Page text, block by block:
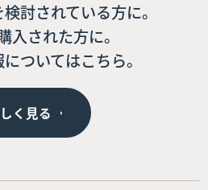
討されている方に。
入された方に。
ついてはこちら。
く見る